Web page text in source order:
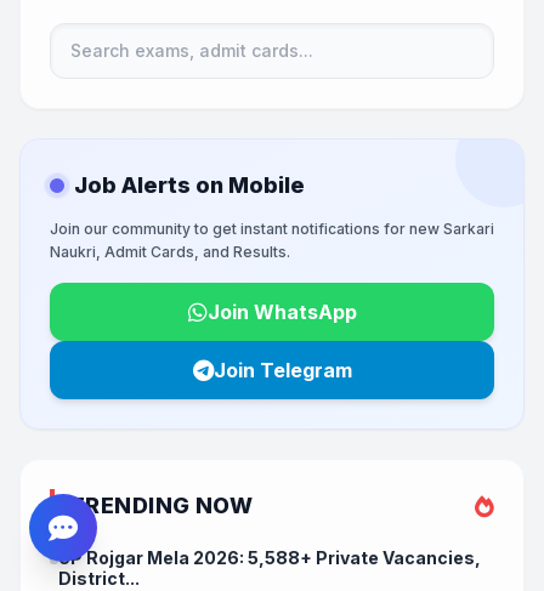
Job Alerts on Mobile
Join our community to get instant notifications for new Sarkari
Naukri, Admit Cards, and Results.
Join WhatsApp
Join Telegram
TRENDING NOW
UP Rojgar Mela 2026: 5,588+ Private Vacancies,
District...